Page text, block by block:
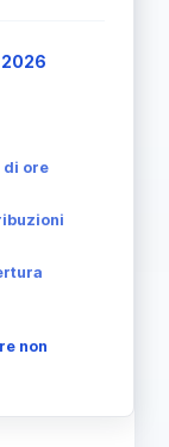
di ore
non